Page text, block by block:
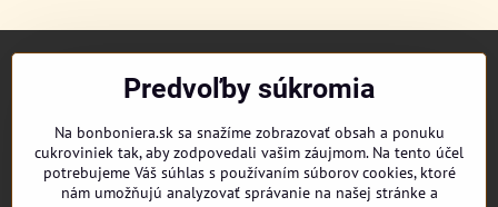
DORUČENIE OBJEDNÁVKY
REKLAMAČNÉ PODMIENKY
OBCHODNÉ PODMIENKY
Predvoľby súkromia
Na bonboniera.sk sa snažíme zobrazovať obsah a ponuku
cukroviniek tak, aby zodpovedali vašim záujmom. Na tento účel
potrebujeme Váš súhlas s používaním súborov cookies, ktoré
nám umožňujú analyzovať správanie na našej stránke a